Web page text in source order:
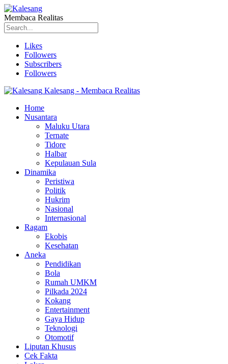
Membaca Realitas
Likes
Followers
Subscribers
Followers
Kalesang - Membaca Realitas
Home
Nusantara
Maluku Utara
Ternate
Tidore
Halbar
Kepulauan Sula
Dinamika
Peristiwa
Politik
Hukrim
Nasional
Internasional
Ragam
Ekobis
Kesehatan
Aneka
Pendidikan
Bola
Rumah UMKM
Pilkada 2024
Kokang
Entertainment
Gaya Hidup
Teknologi
Otomotif
Liputan Khusus
Cek Fakta